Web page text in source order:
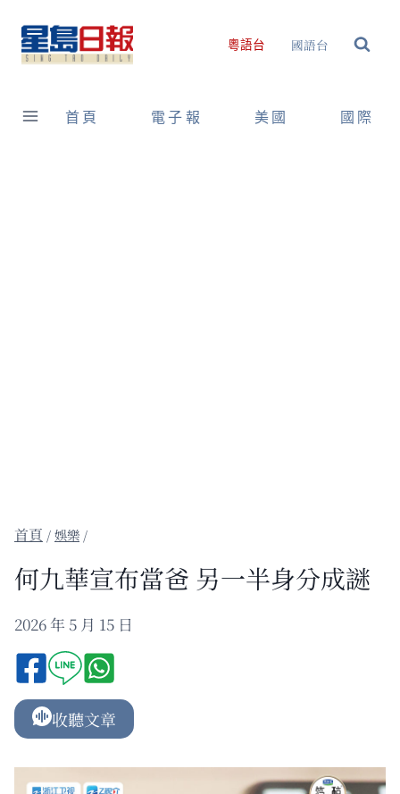
content
粵語台 國語台
首頁 電子報 美國 國際
/娛樂 /
何九華宣布當爸 另一半身分成謎
2026 年 5 月 15 日
收聽文章